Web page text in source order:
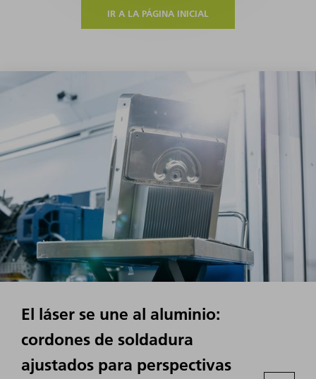
IR A LA PÁGINA INICIAL
El láser se une al aluminio:
cordones de soldadura
ajustados para perspectivas